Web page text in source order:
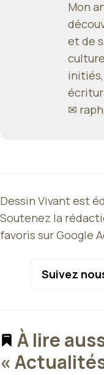
Mon
et de
✉
Dessin Vivant est
Soutenez la
favoris sur Google
Suivez
À lire
«